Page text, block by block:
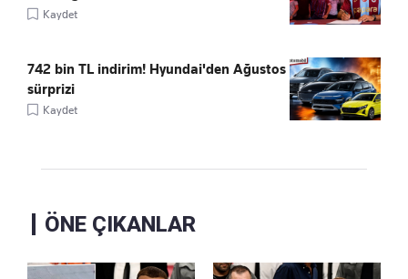
Kaydet
742 bin TL indirim! Hyundai'den Ağustos
sürprizi
Kaydet
ÖNE ÇIKANLAR